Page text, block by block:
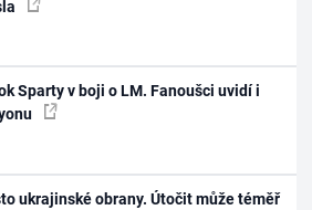
Sparty v boji o LM. Fanoušci uvidí i
ukrajinské obrany. Útočit může téměř